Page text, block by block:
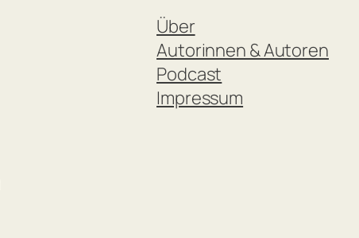
Über
Autorinnen & Autoren
Podcast
Impressum